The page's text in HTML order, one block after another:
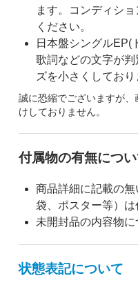
ます。コンディシ
ください。
日本盤シングルEP(
歌詞などの文字が
ズを小さくしており
誠に恐縮でございますが
けしておりません。
付属物の有無につ
商品詳細に記載の
袋、ポスター等）は
未開封品の内容物に
状態表記について